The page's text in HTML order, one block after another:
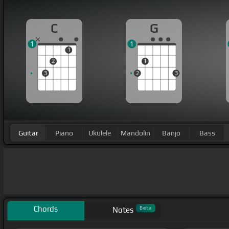
C
3
2
1
1
G
2
1
3
1
Guitar Piano Ukulele Mandolin Banjo Bass
Chords Notes Beta